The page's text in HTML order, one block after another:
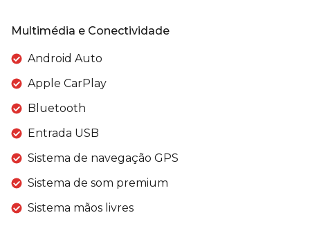
Multimédia e Conectividade
Android Auto
Apple CarPlay
Bluetooth
Entrada USB
Sistema de navegação GPS
Sistema de som premium
Sistema mãos livres